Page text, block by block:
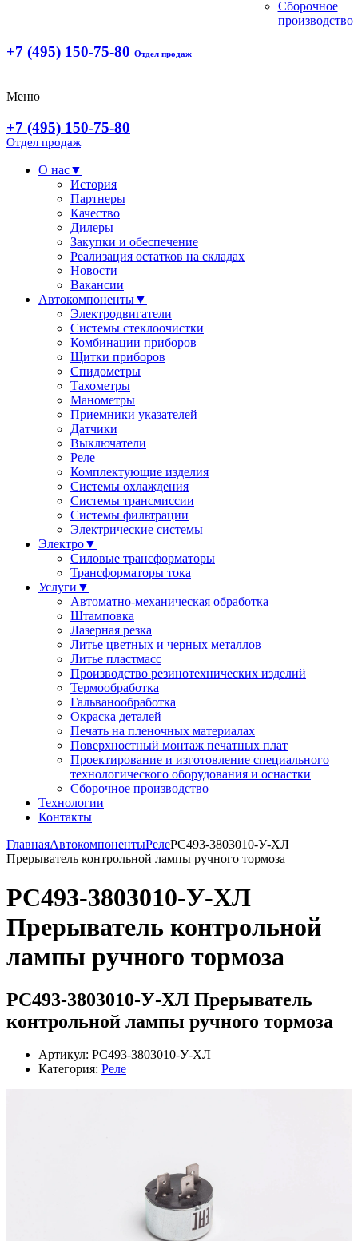
Сборочное
производство
+7 (495) 150-75-80 Отдел продаж
Меню
+7 (495) 150-75-80
Отдел продаж
О нас▼
История
Партнеры
Качество
Дилеры
Закупки и обеспечение
Реализация остатков на складах
Новости
Вакансии
Автокомпоненты▼
Электродвигатели
Системы стеклоочистки
Комбинации приборов
Щитки приборов
Спидометры
Тахометры
Манометры
Приемники указателей
Датчики
Выключатели
Реле
Комплектующие изделия
Системы охлаждения
Системы трансмиссии
Системы фильтрации
Электрические системы
Электро▼
Силовые трансформаторы
Трансформаторы тока
Услуги ▼
Автоматно-механическая обработка
Штамповка
Лазерная резка
Литье цветных и черных металлов
Литье пластмасс
Производство резинотехнических изделий
Термообработка
Гальванообработка
Окраска деталей
Печать на пленочных материалах
Поверхностный монтаж печатных плат
Проектирование и изготовление специального
технологического оборудования и оснастки
Сборочное производство
Технологии
Контакты
ГлавнаяАвтокомпонентыРелеРС493-3803010-У-ХЛ
Прерыватель контрольной лампы ручного тормоза
РС493-3803010-У-ХЛ
Прерыватель контрольной
лампы ручного тормоза
РС493-3803010-У-ХЛ Прерыватель
контрольной лампы ручного тормоза
Артикул: РС493-3803010-У-ХЛ
Категория: Реле